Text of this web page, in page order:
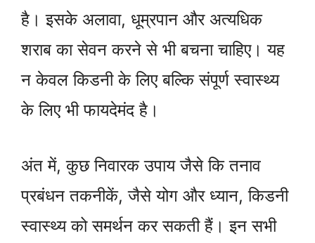
है। इसके अलावा, धूम्रपान और अत्यधिक
शराब का सेवन करने से भी बचना चाहिए। यह
न केवल किडनी के लिए बल्कि संपूर्ण स्वास्थ्य
के लिए भी फायदेमंद है।
अंत में, कुछ निवारक उपाय जैसे कि तनाव
प्रबंधन तकनीकें, जैसे योग और ध्यान, किडनी
स्वास्थ्य को समर्थन कर सकती हैं। इन सभी